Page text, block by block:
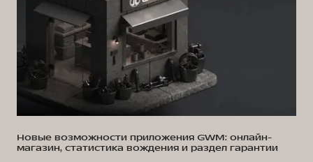
Новые возможности приложения GWM: онлайн-
магазин, статистика вождения и раздел гарантии